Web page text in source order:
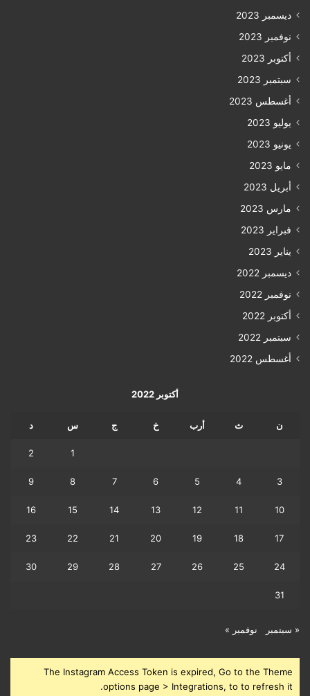
ديسمبر 2023
نوفمبر 2023
أكتوبر 2023
سبتمبر 2023
أغسطس 2023
يوليو 2023
يونيو 2023
مايو 2023
أبريل 2023
مارس 2023
فبراير 2023
يناير 2023
ديسمبر 2022
نوفمبر 2022
أكتوبر 2022
سبتمبر 2022
أغسطس 2022
أكتوبر 2022
ن ث أرب خ ج س د
1
2
3
4
5
6
7
8
9
10
11
12
13
14
15
16
17
18
19
20
21
22
23
24
25
26
27
28
29
30
31
« سبتمبر نوفمبر »
The Instagram Access Token is expired, Go to the Theme
options page > Integrations, to to refresh it.